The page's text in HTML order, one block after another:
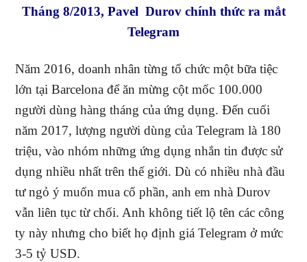
Tháng 8/2013, Pavel Durov chính thức ra mắt
Telegram
Năm 2016, doanh nhân từng tổ chức một bữa tiệc
lớn tại Barcelona để ăn mừng cột mốc 100.000
người dùng hàng tháng của ứng dụng. Đến cuối
năm 2017, lượng người dùng của Telegram là 180
triệu, vào nhóm những ứng dụng nhắn tin được sử
dụng nhiều nhất trên thế giới. Dù có nhiều nhà đầu
tư ngỏ ý muốn mua cổ phần, anh em nhà Durov
vẫn liên tục từ chối. Anh không tiết lộ tên các công
ty này nhưng cho biết họ định giá Telegram ở mức
3-5 tỷ USD.